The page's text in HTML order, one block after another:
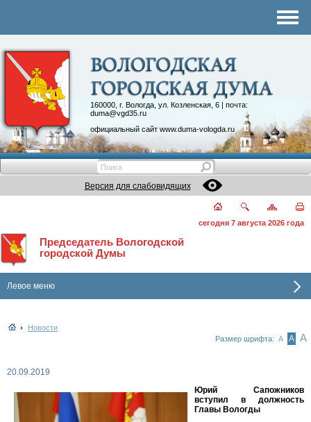
160000, г. Вологда, ул. Козленская, 6 | почта:
duma@vgd35.ru
официальный сайт www.duma-vologda.ru
Контакты
Депутатские объединения
Версия для слабовидящих
сегодня 7 августа 2026 года
Председатель Вологодской
городской Думы
Левое меню
Новости
Размер шрифта: А А А
20.09.2019
Юрий Сапожников
вступил в должность
Главы Вологды